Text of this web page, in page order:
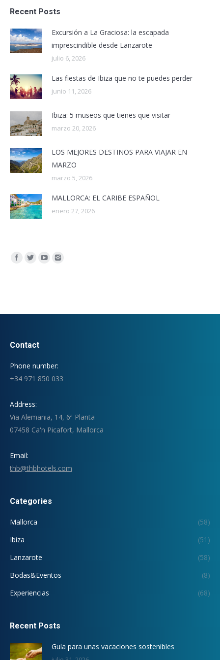
Recent Posts
Excursión a La Graciosa: la escapada
imprescindible desde Lanzarote
julio 6, 2026
Las fiestas de Ibiza que no te puedes perder
junio 11, 2026
Ibiza: 5 museos que tienes que visitar
marzo 20, 2026
LOS MEJORES DESTINOS PARA VIAJAR EN
MARZO
marzo 5, 2026
MALLORCA: EL CARIBE ESPAÑOL
enero 27, 2026
Encuéntranos en:
Contact
Phone number:
+34 971 850 033
Address:
Via Alemania, 14, 6ª Planta
07458 Ca'n Picafort, Mallorca
Email:
thb@thbhotels.com
Categories
Mallorca
(58)
Ibiza
(51)
Lanzarote
(58)
Bodas&Eventos
(8)
Experiencias
(68)
Recent Posts
Guía para unas vacaciones sostenibles